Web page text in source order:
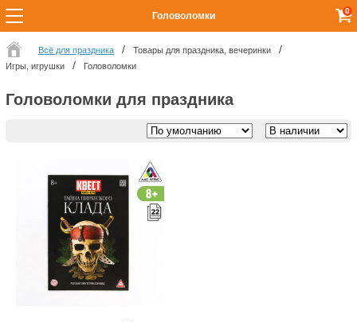
Всё для праздника
Товары для праздника, вечеринки
Игры, игрушки
Головоломки
Головоломки для праздника
Головоломки 0